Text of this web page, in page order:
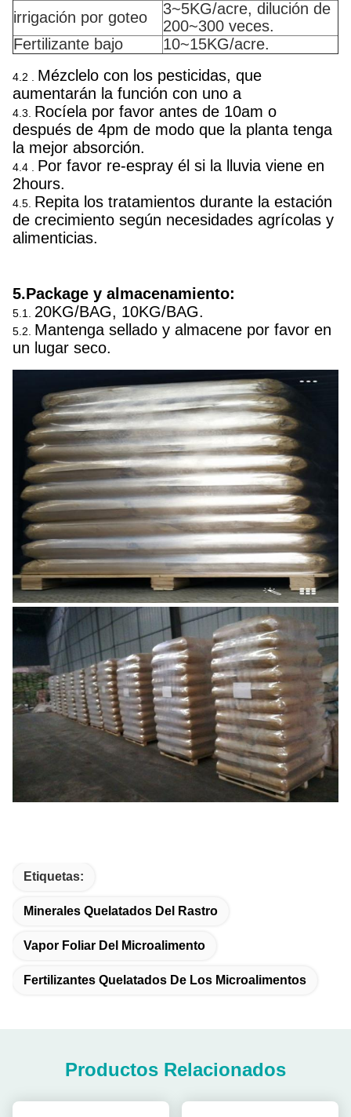
irrigación por goteo
3~5KG/acre, dilución de
200~300 veces.
Fertilizante bajo
10~15KG/acre.
4.2 . Mézclelo con los pesticidas, que
aumentarán la función con uno a
4.3. Rocíela por favor antes de 10am o
después de 4pm de modo que la planta tenga
la mejor absorción.
4.4 . Por favor re-espray él si la lluvia viene en
2hours.
4.5. Repita los tratamientos durante la estación
de crecimiento según necesidades agrícolas y
alimenticias.
5.Package y almacenamiento:
5.1. 20KG/BAG, 10KG/BAG.
5.2. Mantenga sellado y almacene por favor en
un lugar seco.
Etiquetas:
Minerales Quelatados Del Rastro
Vapor Foliar Del Microalimento
Fertilizantes Quelatados De Los Microalimentos
Productos Relacionados